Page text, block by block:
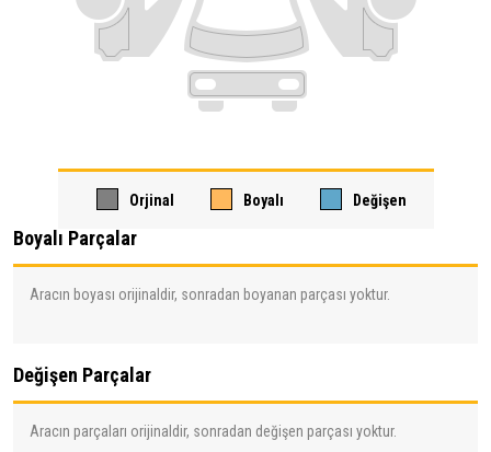
Orjinal Boyalı Değişen
Boyalı Parçalar
Aracın boyası orijinaldir, sonradan boyanan parçası yoktur.
Değişen Parçalar
Aracın parçaları orijinaldir, sonradan değişen parçası yoktur.